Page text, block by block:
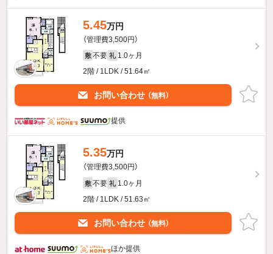
5.45万円
（管理費3,500円）
敷 不要 礼 1.0ヶ月
2階 / 1LDK / 51.64㎡
お問い合わせ （無料）
提供
5.35万円
（管理費3,500円）
敷 不要 礼 1.0ヶ月
2階 / 1LDK / 51.63㎡
お問い合わせ （無料）
ほか提供